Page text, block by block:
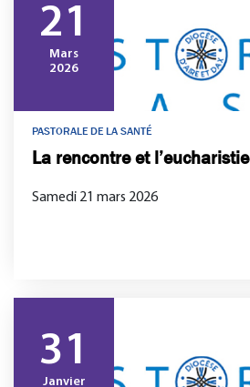
21
Mars
2026
PASTORALE DE LA SANTÉ
La rencontre et l’eucharistie
Samedi 21 mars 2026
31
Janvier